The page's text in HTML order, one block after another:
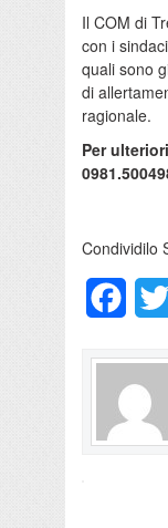
Il COM di
con i
quali sono
di
ragionale.
Per
Condividilo